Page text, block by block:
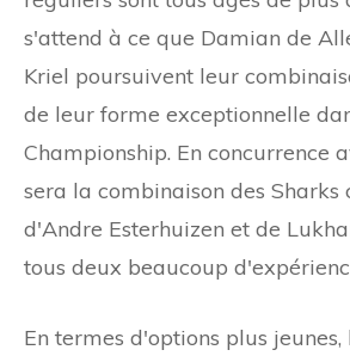
s'attend à ce que Damian de
Kriel poursuivent leur
de leur forme exceptionnelle
Championship. En concurrence
sera la combinaison des Sharks
d'Andre Esterhuizen et de
tous deux beaucoup
En termes d'options plus jeunes,